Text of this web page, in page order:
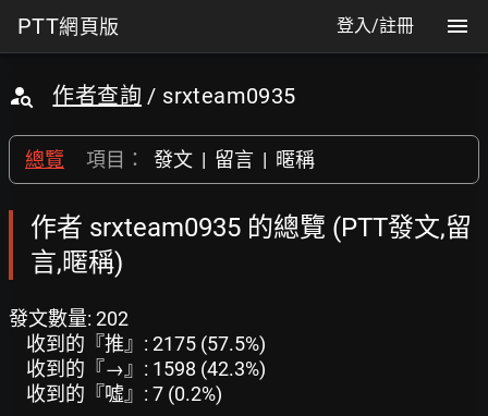
PTT網頁版 登入/註冊
作者查詢 / srxteam0935
總覽 項目： 發文 | 留言 | 暱稱
作者 srxteam0935 的總覽 (PTT發文,留
言,暱稱)
發文數量: 202
收到的『推』: 2175 (57.5%)
收到的『→』: 1598 (42.3%)
收到的『噓』: 7 (0.2%)